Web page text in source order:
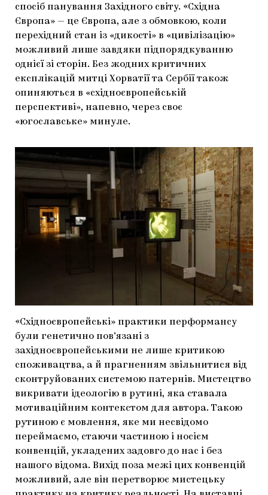
спосіб панування Західного світу. «Східна
Європа» — це Європа, але з обмовкою, коли
перехідний стан із «дикості» в «цивілізацію»
можливий лише завдяки підпорядкуванню
однієї зі сторін. Без жодних критичних
експлікацій митці Хорватії та Сербії також
опиняються в «східноєвропейській
перспективі», напевно, через своє
«югославське» минуле.
«Східноєвропейські» практики перформансу
були генетично пов’язані з
західноєвропейськими не лише критикою
споживацтва, а й прагненням звільнитися від
сконтруйованих системою патернів. Мистецтво
викривати ідеологію в рутині, яка ставала
мотиваційним контекстом для автора. Такою
рутиною є мовлення, яке ми несвідомо
переймаємо, стаючи частиною і носієм
конвенцій, укладених задовго до нас і без
нашого відома. Вихід поза межі цих конвенцій
можливий, але він перетворює мистецьку